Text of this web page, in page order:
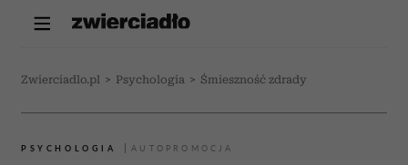
Zwierciadlo.pl > Psychologia > Śmieszność zdrady
PSYCHOLOGIA